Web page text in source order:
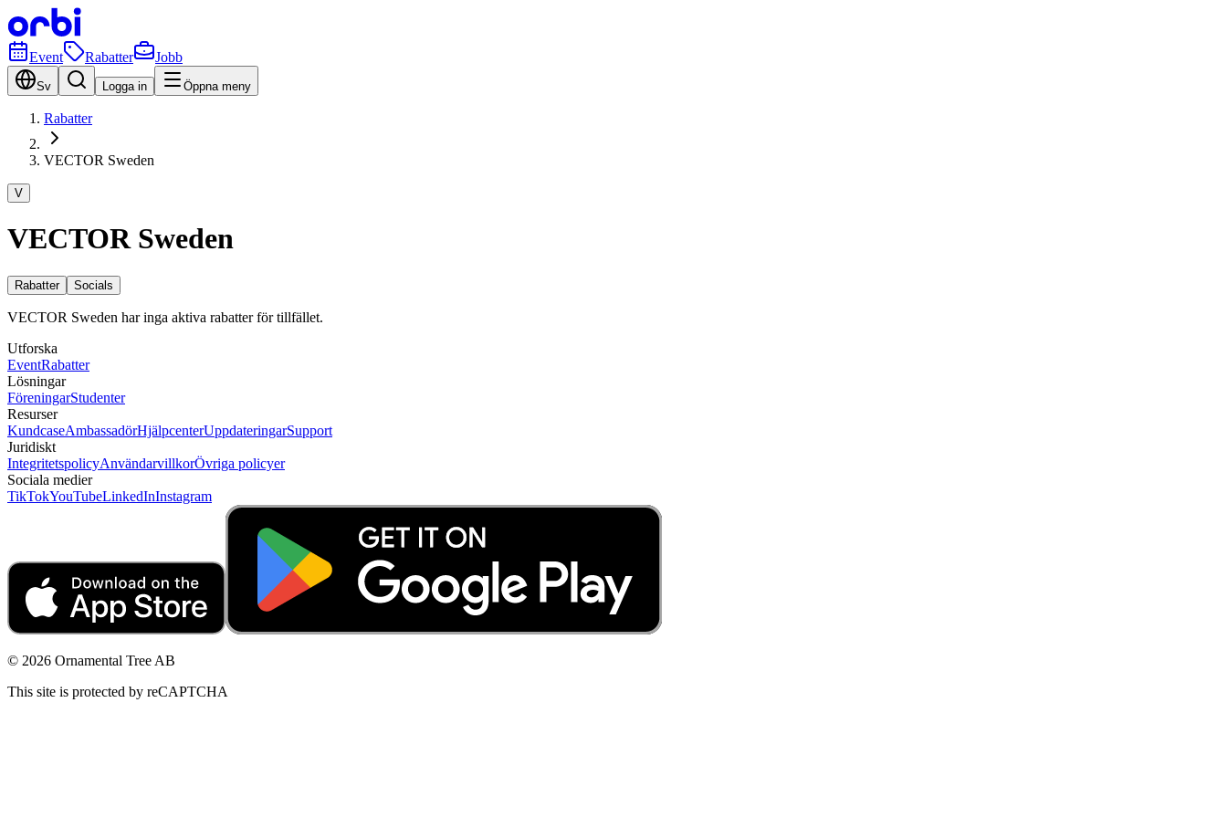
Event Rabatter Jobb
Sv Logga in Öppna meny
Rabatter
VECTOR Sweden
V
VECTOR Sweden
Rabatter Socials
VECTOR Sweden har inga aktiva rabatter för tillfället.
Utforska
EventRabatter
Lösningar
FöreningarStudenter
Resurser
KundcaseAmbassadörHjälpcenterUppdateringarSupport
Juridiskt
IntegritetspolicyAnvändarvillkorÖvriga policyer
Sociala medier
TikTokYouTubeLinkedInInstagram
© 2026 Ornamental Tree AB
This site is protected by reCAPTCHA